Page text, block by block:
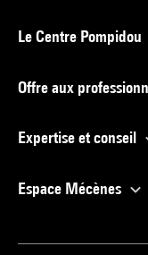
Le Centre Pompidou
Offre aux
Expertise et conseil
Espace Mécènes